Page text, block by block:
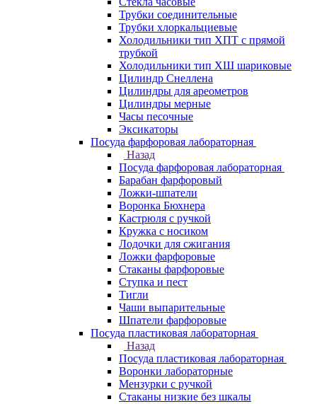
Трубки соединительные
Трубки хлоркальциевые
Холодильники тип ХПТ с прямой
трубкой
Холодильники тип ХШ шариковые
Цилиндр Снеллена
Цилиндры для ареометров
Цилиндры мерные
Часы песочные
Эксикаторы
Посуда фарфоровая лабораторная
Назад
Посуда фарфоровая лабораторная
Барабан фарфоровый
Ложки-шпатели
Воронка Бюхнера
Кастрюля с ручкой
Кружка с носиком
Лодочки для сжигания
Ложки фарфоровые
Стаканы фарфоровые
Ступка и пест
Тигли
Чаши выпарительные
Шпатели фарфоровые
Посуда пластиковая лабораторная
Назад
Посуда пластиковая лабораторная
Воронки лабораторные
Мензурки с ручкой
Стаканы низкие без шкалы